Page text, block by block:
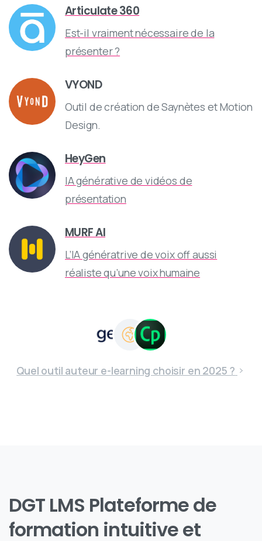
Articulate 360
Est-il vraiment nécessaire de la
présenter ?
VYOND
Outil de création de Saynètes et Motion
Design.
HeyGen
IA générative de vidéos de
présentation
MURF AI
L’IA génératrive de voix off aussi
réaliste qu’une voix humaine
Quel outil auteur e-learning choisir en 2025 ?
DGT LMS Plateformede
formation intuitiveet